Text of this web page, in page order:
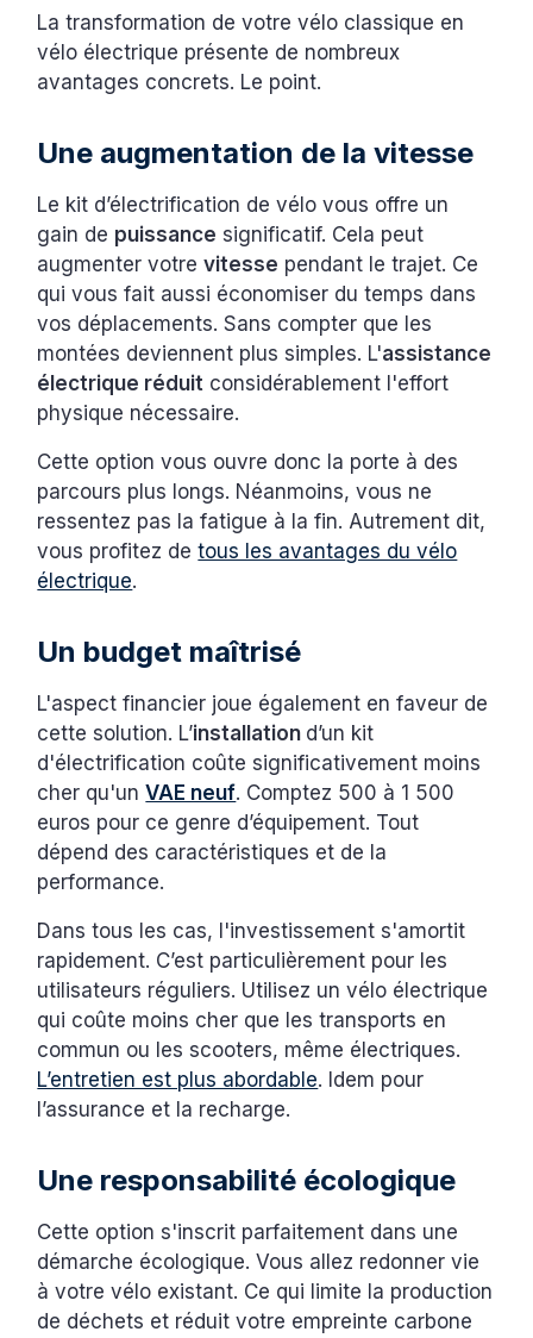
La transformation de votre vélo classique en
vélo électrique présente de nombreux
avantages concrets. Le point.
Une augmentation de la vitesse
Le kit d’électrification de vélo vous offre un
gain de puissance significatif. Cela peut
augmenter votrevitesse pendant le trajet. Ce
qui vous fait aussi économiser du temps dans
vos déplacements. Sans compter que les
montées deviennent plus simples. L'assistance
électrique réduit considérablement l'effort
physique nécessaire.
Cette option vous ouvre donc la porte à des
parcours plus longs. Néanmoins, vous ne
ressentez pas la fatigue à la fin. Autrement dit,
vous profitez detous les avantages du vélo
électrique.
Un budget maîtrisé
L'aspect financier joue également en faveur de
cette solution. L’installation d’un kit
d'électrification coûte significativement moins
cher qu'unVAE neuf. Comptez 500 à 1 500
euros pour ce genre d’équipement. Tout
dépend des caractéristiques et de la
performance.
Dans tous les cas, l'investissement s'amortit
rapidement. C’est particulièrement pour les
utilisateurs réguliers. Utilisez un vélo électrique
qui coûte moins cher que les transports en
commun ou les scooters, même électriques.
L’entretien est plus abordable. Idem pour
l’assurance et la recharge.
Une responsabilité écologique
Cette option s'inscrit parfaitement dans une
démarche écologique. Vous allez redonner vie
à votre vélo existant. Ce qui limite la production
de déchets et réduit votre empreinte carbone